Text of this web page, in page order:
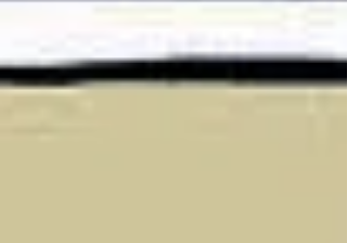
el Director de ROI Agile explora estrategias
para romper barreras jerárquicas,